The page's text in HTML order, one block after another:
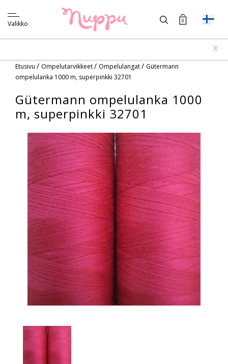
Valikko 0
X
Etusivu / Ompelutarvikkeet/ Ompelulangat/ Gütermann
ompelulanka 1000 m, superpinkki 32701
Gütermann ompelulanka 1000
m, superpinkki 32701